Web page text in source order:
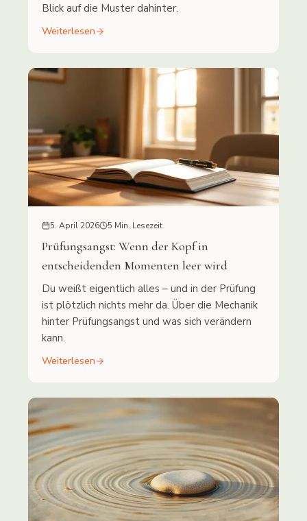
Blick auf die Muster dahinter.
Weiterlesen
5. April 2026 5 Min. Lesezeit
Prüfungsangst: Wenn der Kopf in
entscheidenden Momenten leer wird
Du weißt eigentlich alles – und in der Prüfung
ist plötzlich nichts mehr da. Über die Mechanik
hinter Prüfungsangst und was sich verändern
kann.
Weiterlesen